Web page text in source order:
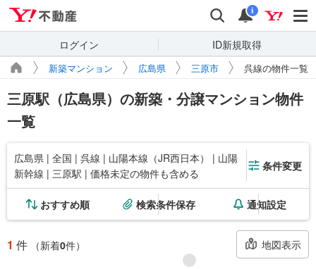
検索 通知
i
ログイン ID新規取得
新築マンション 広島県 三原市 呉線の物件一覧
三原駅（広島県）の新築・分譲マンション物件
一覧
広島県 | 全国 | 呉線 | 山陽本線（JR西日本） | 山陽
新幹線 | 三原駅 | 価格未定の物件も含める
条件変更
おすすめ順 検索条件保存 通知設定
1 件 （新着0件） 地図表示